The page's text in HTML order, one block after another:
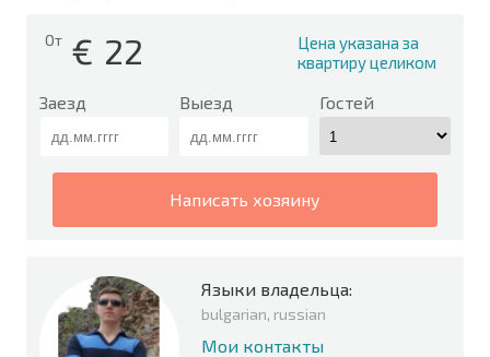
От € 22
Цена указана за
квартиру целиком
Заезд Выезд Гостей
написать хозяину
Языки владельца:
bulgarian, russian
Мои контакты